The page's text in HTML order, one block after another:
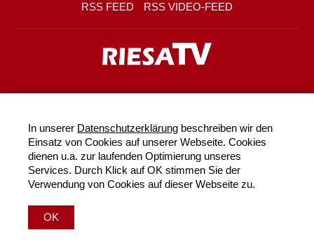
RSS FEED
RSS VIDEO-FEED
In unserer Datenschutzerklärung beschreiben wir den
Einsatz von Cookies auf unserer Webseite. Cookies
dienen u.a. zur laufenden Optimierung unseres
Services. Durch Klick auf OK stimmen Sie der
Verwendung von Cookies auf dieser Webseite zu.
OK